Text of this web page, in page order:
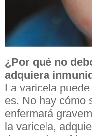
¿Por qué no
adquiera
La varicela
es. No hay cómo
enfermará
la varicela,